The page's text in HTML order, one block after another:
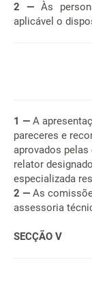
2 — Às
aplicável o
1 — A
pareceres e
aprovados
relator
especializada
2 — As
assessoria
SECÇÃO V